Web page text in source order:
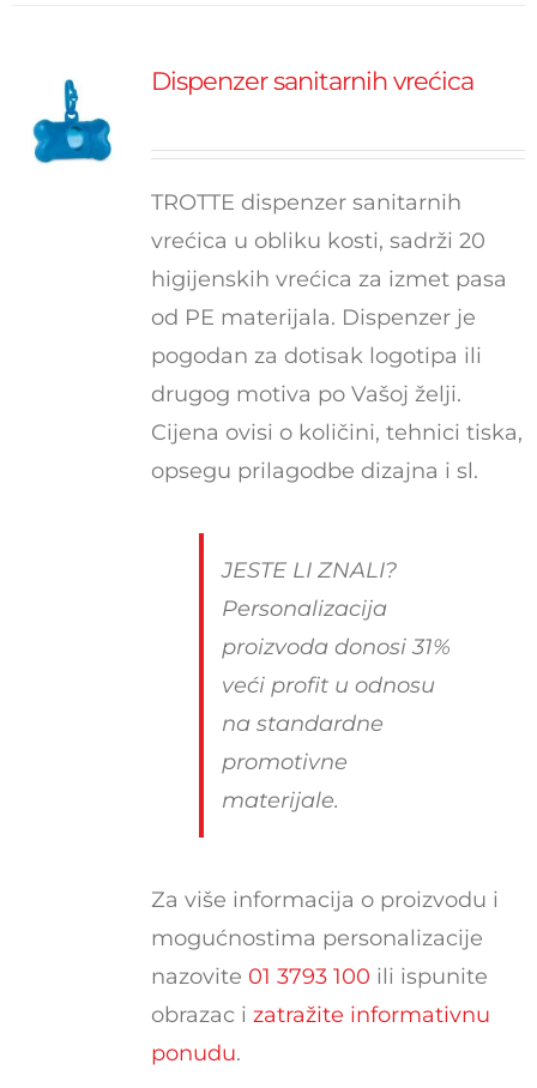
Dispenzer sanitarnih vrećica
TROTTE dispenzer sanitarnih
vrećica u obliku kosti, sadrži 20
higijenskih vrećica za izmet pasa
od PE materijala. Dispenzer je
pogodan za dotisak logotipa ili
drugog motiva po Vašoj želji.
Cijena ovisi o količini, tehnici tiska,
opsegu prilagodbe dizajna i sl.
JESTE LI ZNALI?
Personalizacija
proizvoda donosi 31%
veći profit u odnosu
na standardne
promotivne
materijale.
Za više informacija o proizvodu i
mogućnostima personalizacije
nazovite 01 3793 100 ili ispunite
obrazac i zatražite informativnu
ponudu.